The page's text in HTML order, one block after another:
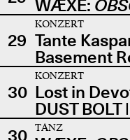
WÆXE:
29
KONZERT
Tante
Basement
30
KONZERT
Lost in
DUST BOLT
30
TANZ